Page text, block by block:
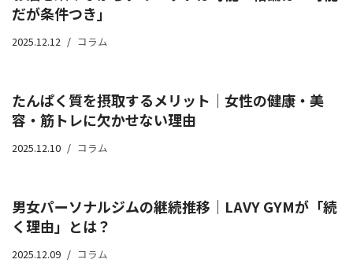
プ
だが条件つき」
2025.12.12 コラム
たんぱく質を摂取するメリット｜女性の健康・美
容・筋トレに欠かせない理由
2025.12.10 コラム
男女パーソナルジムの継続推移｜LAVY GYMが「続
く理由」とは？
2025.12.09 コラム